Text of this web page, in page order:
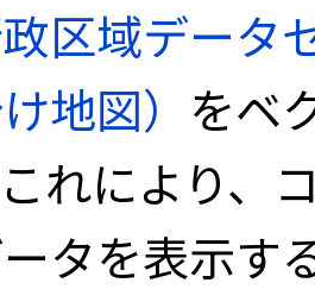
区域データ
地図） をベ
れにより、
タを表示す